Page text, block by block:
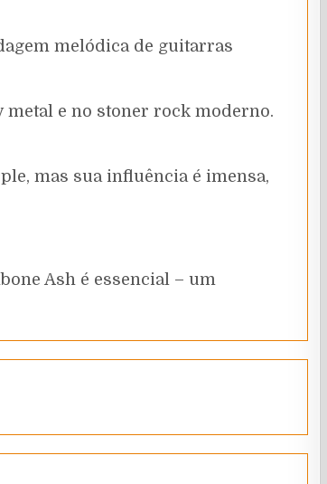
melódica de guitarras
metal e no stoner rock moderno.
mas sua influência é imensa,
Ash é essencial – um